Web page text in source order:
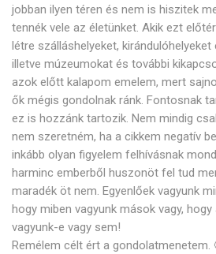
jobban ilyen téren és nem is hiszitek
tennék vele az életünket. Akik ezt
létre szálláshelyeket,
illetve múzeumokat és további
azok előtt kalapom emelem, mert
ők mégis gondolnak ránk. Fontosnak
ez is hozzánk tartozik. Nem mindig
nem szeretném, ha a cikkem negatív
inkább olyan figyelem felhívásnak
harminc emberből huszonöt fel tud
maradék öt nem. Egyenlőek vagyunk
hogy miben vagyunk mások vagy,
vagyunk-e vagy sem!
Remélem célt ért a gondolatmenetem.